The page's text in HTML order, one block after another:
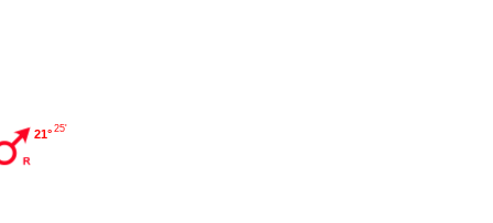
21° 25'